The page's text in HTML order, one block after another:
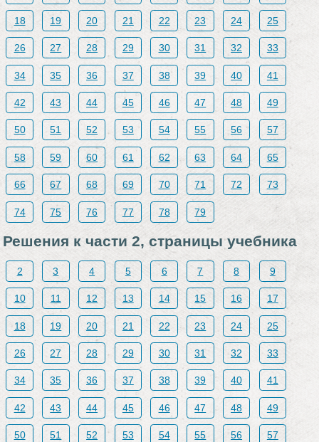
18 19 20 21 22 23 24 25
26 27 28 29 30 31 32 33
34 35 36 37 38 39 40 41
42 43 44 45 46 47 48 49
50 51 52 53 54 55 56 57
58 59 60 61 62 63 64 65
66 67 68 69 70 71 72 73
74 75 76 77 78 79
Решения к части 2, страницы учебника
2 3 4 5 6 7 8 9
10 11 12 13 14 15 16 17
18 19 20 21 22 23 24 25
26 27 28 29 30 31 32 33
34 35 36 37 38 39 40 41
42 43 44 45 46 47 48 49
50 51 52 53 54 55 56 57